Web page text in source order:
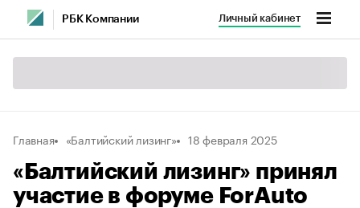
РБК Компании Личный кабинет
Главная «Балтийский лизинг» 18 февраля 2025
«Балтийский лизинг» принял
участие в форуме ForAuto